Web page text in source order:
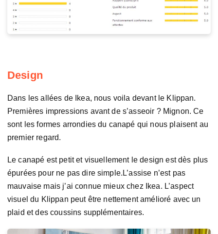
Design
Dans les allées de Ikea, nous voila devant le Klippan.
Premières impressions avant de s’asseoir ? Mignon. Ce
sont les formes arrondies du canapé qui nous plaisent au
premier regard.
Le canapé est petit et visuellement le design est dès plus
épurées pour ne pas dire simple.L’assise n’est pas
mauvaise mais j’ai connue mieux chez Ikea. L’aspect
visuel du Klippan peut être nettement amélioré avec un
plaid et des coussins supplémentaires.